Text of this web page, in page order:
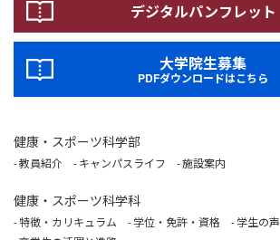
デジタルパンフレット
大学院生募集
PDFダウンロードはこちら
健康・スポーツ科学部
教員紹介 キャンパスライフ 施設案内
健康・スポーツ科学科
特徴・カリキュラム 学位・免許・資格
学生の声